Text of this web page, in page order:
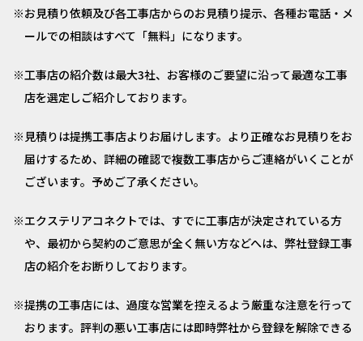
お見積り依頼及び各工事店からのお見積り提示、各種お電話・メ
ールでの相談はすべて「無料」になります。
工事店の紹介数は最大3社、お客様のご要望に沿って最適な工事
店を選定しご紹介しております。
見積りは提携工事店よりお届けします。より正確なお見積りをお
届けするため、詳細の確認で複数工事店からご連絡がいくことが
ございます。予めご了承ください。
エクステリアコネクトでは、すでに工事店が決定されている方
や、最初から契約のご意思が全く無い方などへは、弊社登録工事
店の紹介をお断りしております。
提携の工事店には、過度な営業を控えるよう厳重な注意を行って
おります。評判の悪い工事店には即時弊社から登録を解除できる